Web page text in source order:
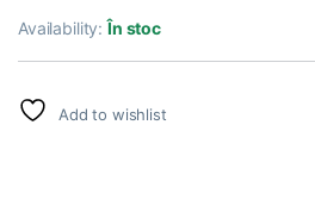
Availability:În stoc
Add to wishlist